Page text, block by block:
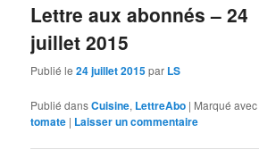
Lettre aux abonnés – 24
juillet 2015
Publié le24 juillet 2015par LS
Publié dansCuisine, LettreAbo | Marqué avec
tomate | Laisser un commentaire